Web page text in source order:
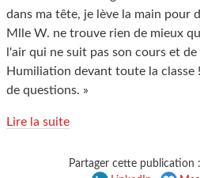
dans ma tête, je lève la main pour
Mlle W. ne trouve rien de mieux
l'air qui ne suit pas son cours et
Humiliation devant toute la classe
de questions. »
Lire la suite
Partager cette publication :